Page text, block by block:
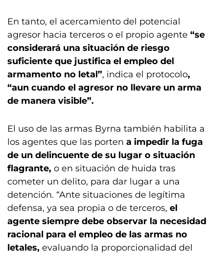
En tanto, el acercamiento del potencial
agresor hacia terceros o el propio agente “se
considerará una situación de riesgo
suficiente que justifica el empleo del
armamento no letal”, indica el protocolo,
“aun cuando el agresor no llevare un arma
de manera visible”.
El uso de las armas Byrna también habilita a
los agentes que las porten a impedir la fuga
de un delincuente de su lugar o situación
flagrante, o en situación de huida tras
cometer un delito, para dar lugar a una
detención. “Ante situaciones de legítima
defensa, ya sea propia o de terceros, el
agente siempre debe observar la necesidad
racional para el empleo de las armas no
letales, evaluando la proporcionalidad del